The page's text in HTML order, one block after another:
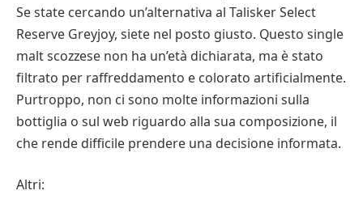
Se state cercando un’alternativa al Talisker Select
Reserve Greyjoy, siete nel posto giusto. Questo single
malt scozzese non ha un’età dichiarata, ma è stato
filtrato per raffreddamento e colorato artificialmente.
Purtroppo, non ci sono molte informazioni sulla
bottiglia o sul web riguardo alla sua composizione, il
che rende difficile prendere una decisione informata.
Altri: